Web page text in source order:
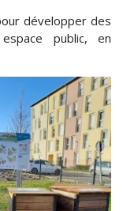
développer des
public, en